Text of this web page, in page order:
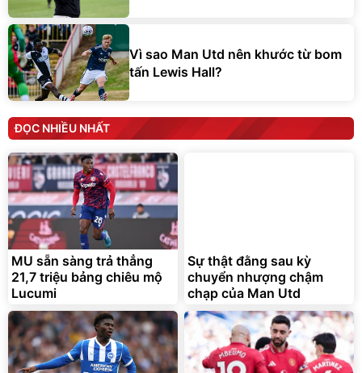
Vì sao Man Utd nên khước từ bom
tấn Lewis Hall?
ĐỌC NHIỀU NHẤT
MU sẵn sàng trả thẳng
21,7 triệu bảng chiêu mộ
Lucumi
Sự thật đằng sau kỳ
chuyển nhượng chậm
chạp của Man Utd